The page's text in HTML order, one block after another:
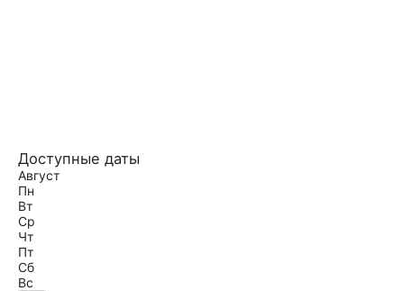
Доступные даты
Август
Пн
Вт
Ср
Чт
Пт
Сб
Вс